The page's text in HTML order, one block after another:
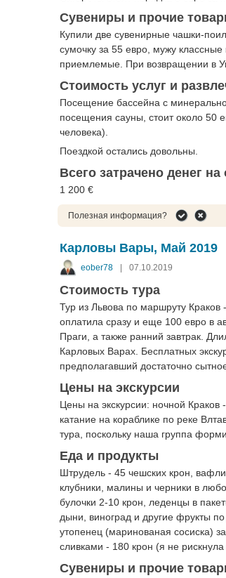
Сувениры и прочие
Купили две сувенирные чашки-
сумочку за 55 евро, мужу
приемлемые. При возвращении в
Стоимость услуг и
Посещение бассейна с
посещения сауны, стоит около 50
человека).
Поездкой остались довольны.
Всего затрачено денег
1 200 €
Полезная информация?
Карловы Вары, Май 2019
eober78 | 07.10.2019
Стоимость тура
Тур из Львова по маршруту
оплатила сразу и еще 100 евро в
Праги, а также ранний завтрак.
Карловых Варах. Бесплатных
предполагавший достаточно
Цены на экскурсии
Цены на экскурсии: ночной Краков
катание на кораблике по реке
тура, поскольку наша группа
Еда и продукты
Штрудель - 45 чешских крон,
клубники, малины и черники в
булочки 2-10 крон, леденцы в
дыни, виноград и другие фрукты
утопенец (маринованая сосиска)
сливками - 180 крон (я не
Сувениры и прочие